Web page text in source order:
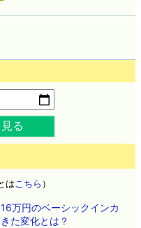
る
はこちら ）
万円のベーシックインカ
た変化とは？